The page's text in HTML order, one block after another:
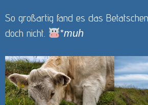
So großartig fand es das
doch nicht.
*muh